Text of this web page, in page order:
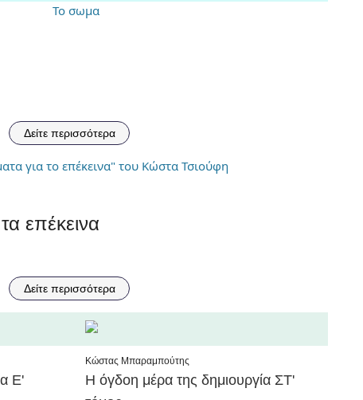
Δείτε περισσότερα
επέκεινα
Δείτε περισσότερα
Ε'
Κώστας Μπαραμπούτης
Η όγδοη μέρα της δημιουργία ΣΤ'